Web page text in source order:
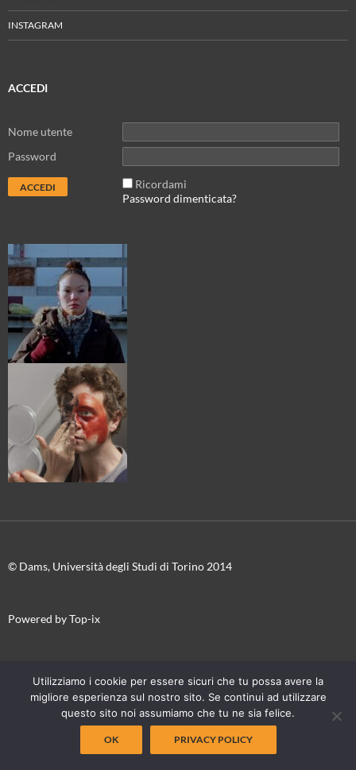
INSTAGRAM
ACCEDI
Nome utente
Password
Ricordami
Password dimenticata?
© Dams, Università degli Studi di Torino 2014
Powered by Top-ix
Cinema
Proudly powered by WordPress
Utilizziamo i cookie per essere sicuri che tu possa avere la
migliore esperienza sul nostro sito. Se continui ad utilizzare
questo sito noi assumiamo che tu ne sia felice.
OK PRIVACY POLICY